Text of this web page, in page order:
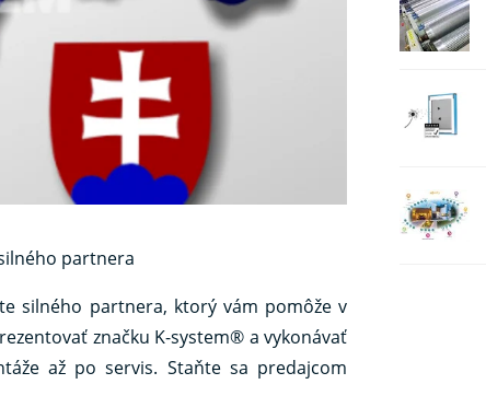
partnera
silného partnera, ktorý vám pomôže v
značku K-system® a vykonávať
až po servis. Staňte sa predajcom